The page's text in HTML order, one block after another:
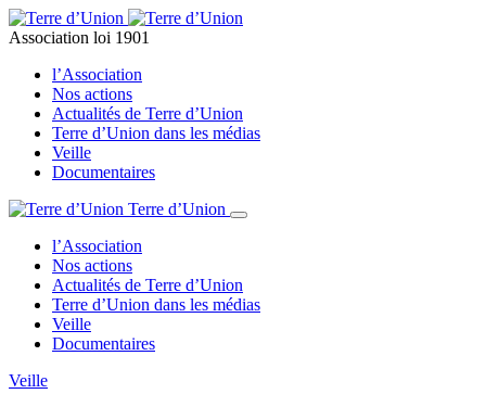
Association loi 1901
l’Association
Nos actions
Actualités de Terre d’Union
Terre d’Union dans les médias
Veille
Documentaires
Terre d’Union
l’Association
Nos actions
Actualités de Terre d’Union
Terre d’Union dans les médias
Veille
Documentaires
Veille